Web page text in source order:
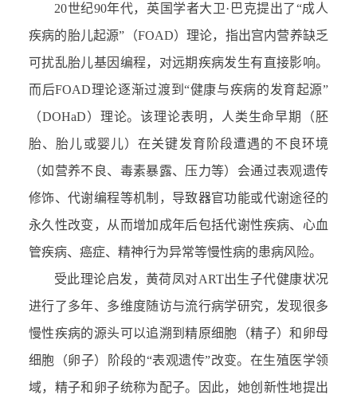
20世纪90年代，英国学者大卫·巴克提出了“成人
疾病的胎儿起源”（FOAD）理论，指出宫内营养缺乏
可扰乱胎儿基因编程，对远期疾病发生有直接影响。
而后FOAD理论逐渐过渡到“健康与疾病的发育起源”
（DOHaD）理论。该理论表明，人类生命早期（胚
胎、胎儿或婴儿）在关键发育阶段遭遇的不良环境
（如营养不良、毒素暴露、压力等）会通过表观遗传
修饰、代谢编程等机制，导致器官功能或代谢途径的
永久性改变，从而增加成年后包括代谢性疾病、心血
管疾病、癌症、精神行为异常等慢性病的患病风险。
受此理论启发，黄荷凤对ART出生子代健康状况
进行了多年、多维度随访与流行病学研究，发现很多
慢性疾病的源头可以追溯到精原细胞（精子）和卵母
细胞（卵子）阶段的“表观遗传”改变。在生殖医学领
域，精子和卵子统称为配子。因此，她创新性地提出